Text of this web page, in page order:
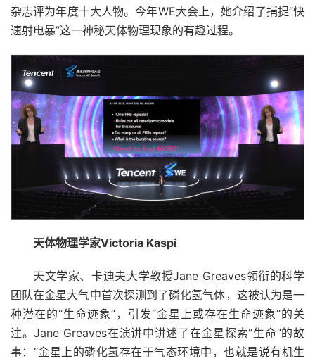
杂志评为年度十大人物。今年WE大会上，她介绍了捕捉“快
速射电暴”这一神秘天体物理现象的有趣过程。
天体物理学家Victoria Kaspi
天文学家、卡迪夫大学教授Jane Greaves领衔的科学
团队在金星大气中首次探测到了磷化氢气体，这被认为是一
种潜在的“生命迹象”，引发“金星上或存在生命迹象”的关
注。Jane Greaves在演讲中讲述了在金星探索“生命”的故
事：“金星上的磷化氢存在于气态环境中，也就是说有机生